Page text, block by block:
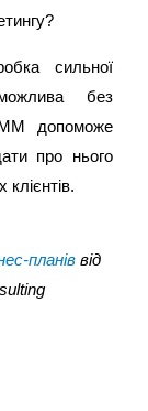
сильної
без
допоможе
про нього
планів від